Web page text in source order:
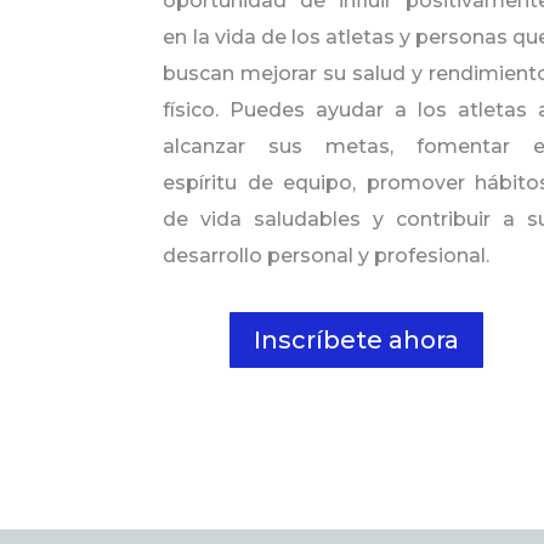
en la vida de los atletas y personas
buscan mejorar su salud y
físico. Puedes ayudar a los atletas
alcanzar sus metas, fomentar
espíritu de equipo, promover
de vida saludables y contribuir a
desarrollo personal y profesional.
Inscríbete ahora